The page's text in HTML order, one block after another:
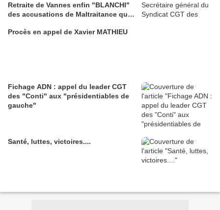
Retraite de Vannes enfin "BLANCHI"
des accusations de Maltraitance qui
Procès en appel de Xavier MATHIEU
Fichage ADN : appel du leader CGT
des "Conti" aux "présidentiables de
gauche"
Santé, luttes, victoires....